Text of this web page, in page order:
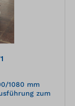
1080 mm
zum